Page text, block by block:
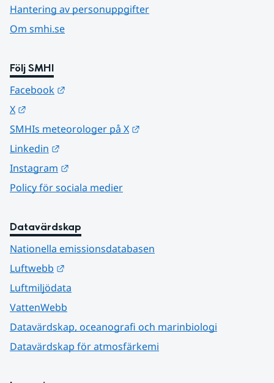
Hantering av personuppgifter
Om smhi.se
Följ SMHI
Facebook
X
SMHIs meteorologer på X
Linkedin
Instagram
Policy för sociala medier
Datavärdskap
Nationella emissionsdatabasen
Luftwebb
Luftmiljödata
VattenWebb
Datavärdskap, oceanografi och marinbiologi
Datavärdskap för atmosfärkemi